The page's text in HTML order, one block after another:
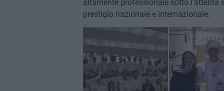
altamente professionale sotto l'attenta
prestigio nazionale e internazionale.